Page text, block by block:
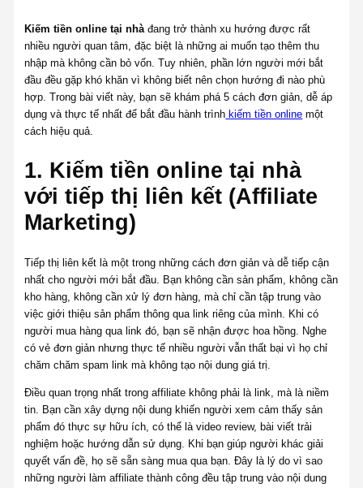
Kiếm tiền online tại nhà đang trở thành xu hướng được rất
nhiều người quan tâm, đặc biệt là những ai muốn tạo thêm thu
nhập mà không cần bỏ vốn. Tuy nhiên, phần lớn người mới bắt
đầu đều gặp khó khăn vì không biết nên chọn hướng đi nào phù
hợp. Trong bài viết này, bạn sẽ khám phá 5 cách đơn giản, dễ áp
dụng và thực tế nhất để bắt đầu hành trình kiếm tiền online một
cách hiệu quả.
1. Kiếm tiền online tại nhà
với tiếp thị liên kết (Affiliate
Marketing)
Tiếp thị liên kết là một trong những cách đơn giản và dễ tiếp cận
nhất cho người mới bắt đầu. Bạn không cần sản phẩm, không cần
kho hàng, không cần xử lý đơn hàng, mà chỉ cần tập trung vào
việc giới thiệu sản phẩm thông qua link riêng của mình. Khi có
người mua hàng qua link đó, bạn sẽ nhận được hoa hồng. Nghe
có vẻ đơn giản nhưng thực tế nhiều người vẫn thất bại vì họ chỉ
chăm chăm spam link mà không tạo nội dung giá trị.
Điều quan trọng nhất trong affiliate không phải là link, mà là niềm
tin. Bạn cần xây dựng nội dung khiến người xem cảm thấy sản
phẩm đó thực sự hữu ích, có thể là video review, bài viết trải
nghiệm hoặc hướng dẫn sử dụng. Khi bạn giúp người khác giải
quyết vấn đề, họ sẽ sẵn sàng mua qua bạn. Đây là lý do vì sao
những người làm affiliate thành công đều tập trung vào nội dung